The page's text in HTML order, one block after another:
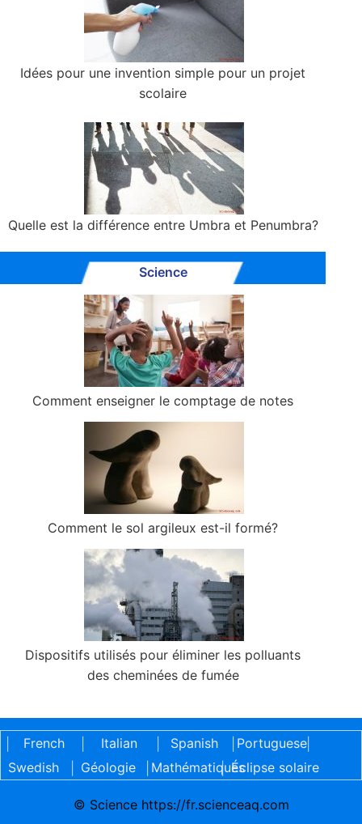
Idées pour une invention simple pour un projet
scolaire
Quelle est la différence entre Umbra et Penumbra?
Science
Comment enseigner le comptage de notes
Comment le sol argileux est-il formé?
Dispositifs utilisés pour éliminer les polluants
des cheminées de fumée
French Italian Spanish Portuguese|
Swedish
Géologie Mathématiques
| Éclipse solaire
© Science https://fr.scienceaq.com